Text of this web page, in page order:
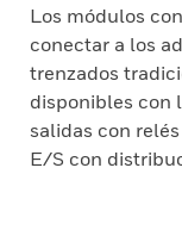
Los módulos
conectar a los
trenzados
disponibles con
salidas con
E/S con